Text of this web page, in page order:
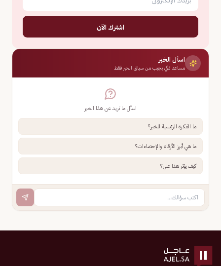
اشترك الآن
اسأل الخبر
مساعد ذكي يجيب من سياق الخبر فقط
اسأل ما تريد عن هذا الخبر
ما الفكرة الرئيسية للخبر؟
ما هي أبرز الأرقام والإحصاءات؟
كيف يؤثر هذا علي؟